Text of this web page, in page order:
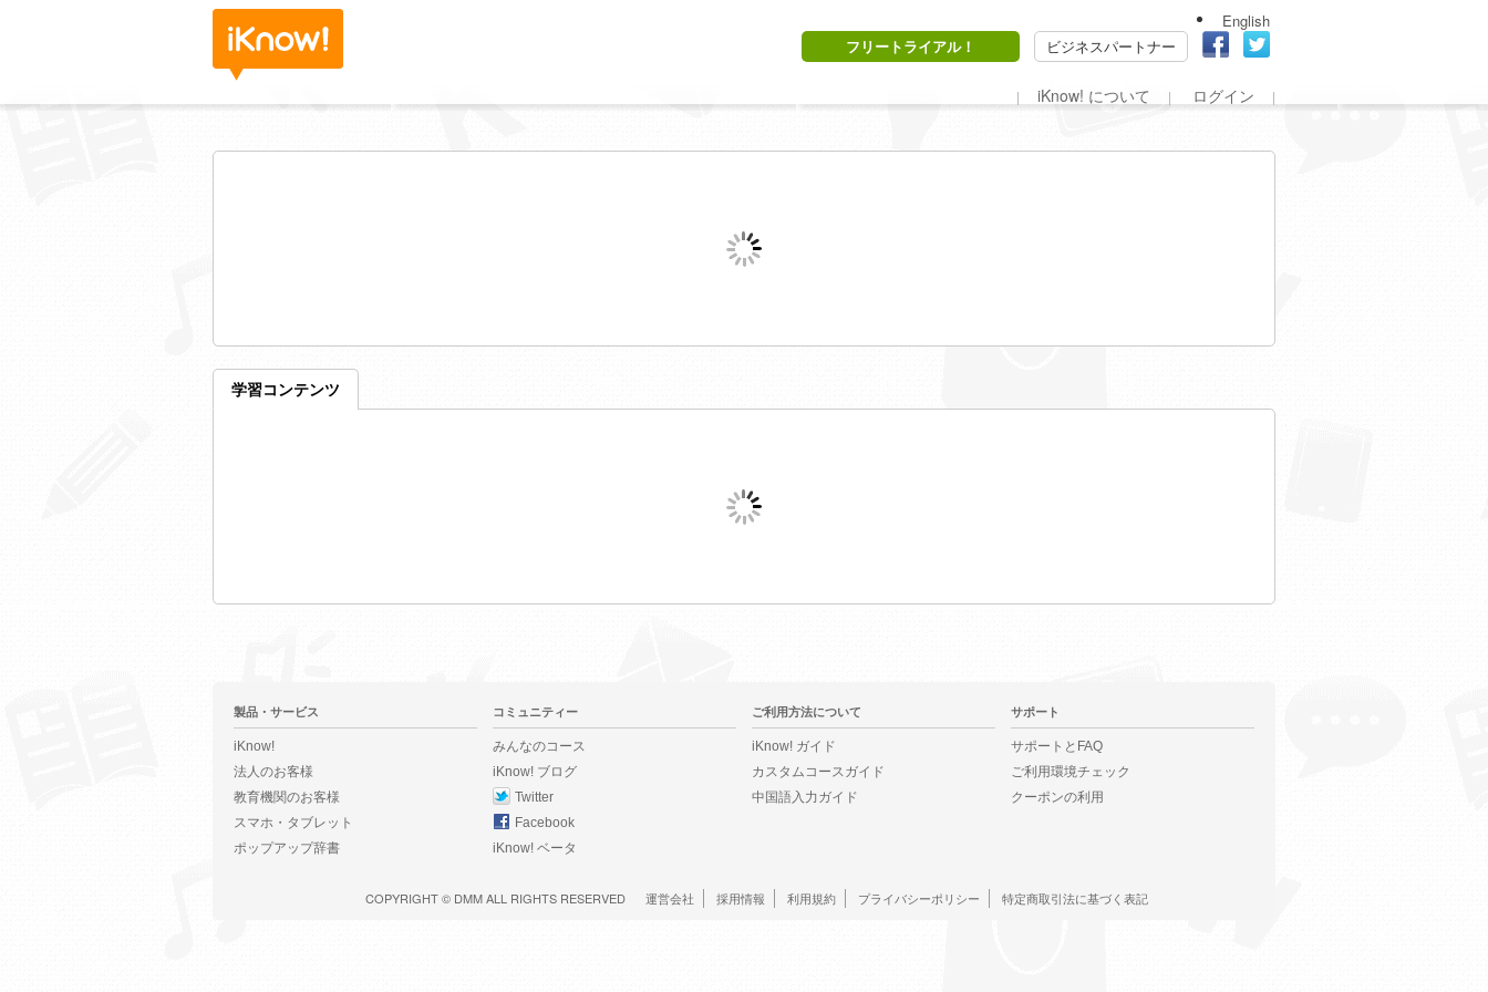
English
フリートライアル！
ビジネスパートナー
iKnow! について ログイン
学習コンテンツ
製品・サービス
iKnow!
法人のお客様
教育機関のお客様
スマホ・タブレット
ポップアップ辞書
コミュニティー
みんなのコース
iKnow! ブログ
Twitter
Facebook
iKnow! ベータ
ご利用方法について
iKnow! ガイド
カスタムコースガイド
中国語入力ガイド
サポート
サポートとFAQ
ご利用環境チェック
クーポンの利用
COPYRIGHT © DMMALL RIGHTS RESERVED 運営会社 採用情報 利用規約 プライバシーポリシー 特定商取引法に基づく表記